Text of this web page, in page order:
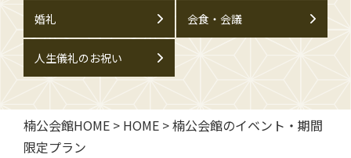
婚礼 会食・会議
人生儀礼のお祝い
楠公会館HOME > HOME >楠公会館のイベント・期間
限定プラン